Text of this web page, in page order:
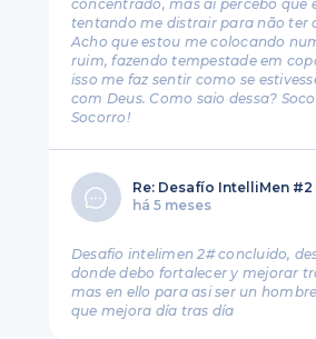
concentrado, mas aí percebo que
tentando me distrair para não ter
Acho que estou me colocando
ruim, fazendo tempestade em
isso me faz sentir como se
com Deus. Como saio dessa?
Socorro!
Re: Desafío IntelliMen #2
há 5 meses
Desafio intelimen 2# concluido,
donde debo fortalecer y mejorar
mas en ello para asi ser un
que mejora día tras día